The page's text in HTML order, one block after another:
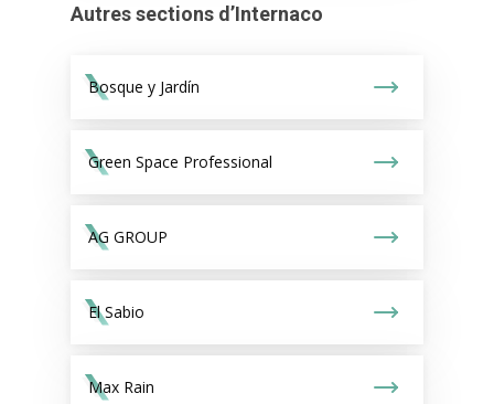
Autres sections d’Internaco
Bosque y Jardín
Green Space Professional
AG GROUP
El Sabio
Max Rain